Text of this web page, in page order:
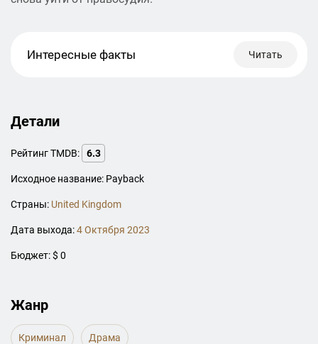
Интересные факты Читать
Детали
Рейтинг TMDB: 6.3
Исходное название: Payback
Страны: United Kingdom
Дата выхода:4 Октября 2023
Бюджет: $ 0
Жанр
Криминал Драма